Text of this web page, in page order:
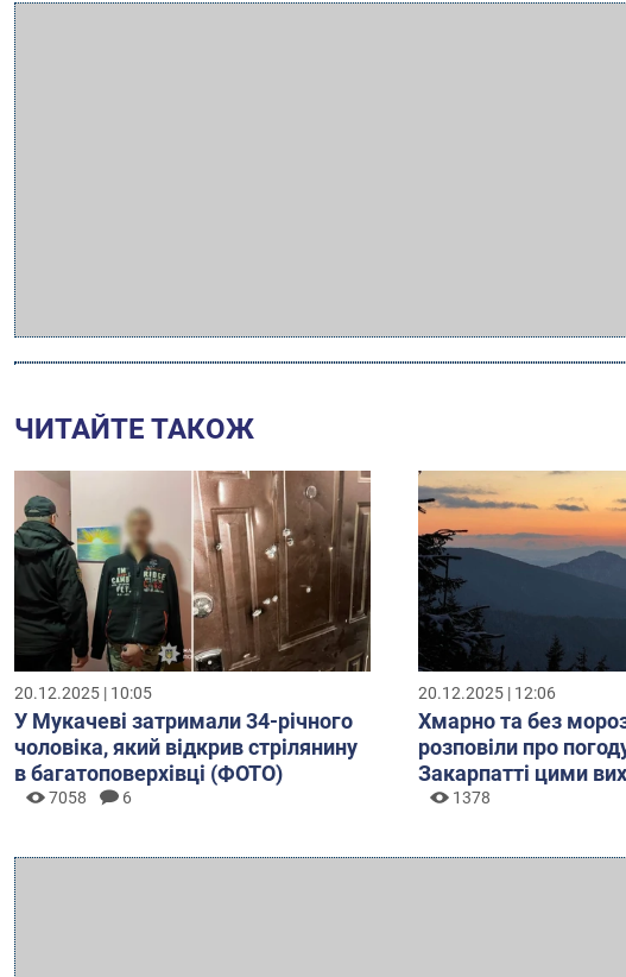
ЧИТАЙТЕ ТАКОЖ
20.12.2025 | 10:05
У Мукачеві затримали 34-річного
чоловіка, який відкрив стрілянину
в багатоповерхівці (ФОТО)
7058 6
20.12.2025 | 12:06
Хмарно та без
розповіли про
Закарпатті цими
1378